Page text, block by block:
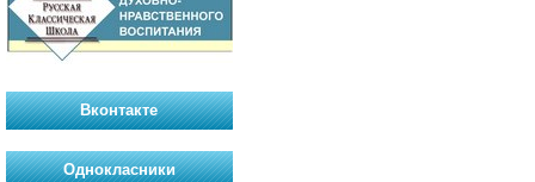
Вконтакте
Однокласники